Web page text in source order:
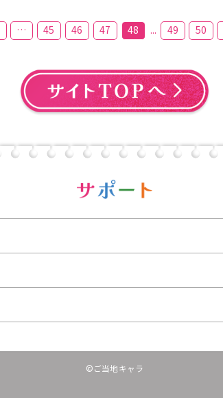
… 45 46 47 48 49 50
©ご当地キャラ